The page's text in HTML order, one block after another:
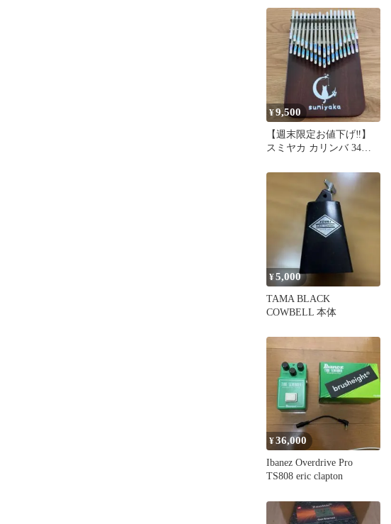
¥9,500
【週末限定お値下げ‼️】
スミヤカ カリンバ 34キ
¥5,000
TAMA BLACK
COWBELL 本体
¥36,000
Ibanez Overdrive Pro
TS808 eric clapton